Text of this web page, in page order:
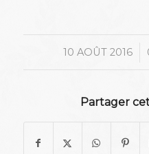
10 AOÛT 2016
/
Partager